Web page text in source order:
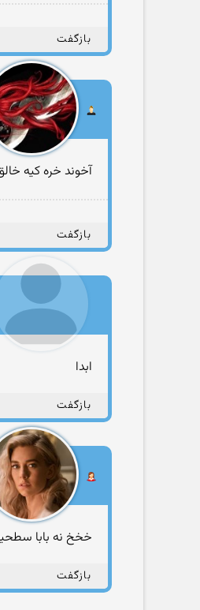
بازگفت
آخوند خره کیه
بازگفت
ابدا
بازگفت
خخخ نه بابا
بازگفت